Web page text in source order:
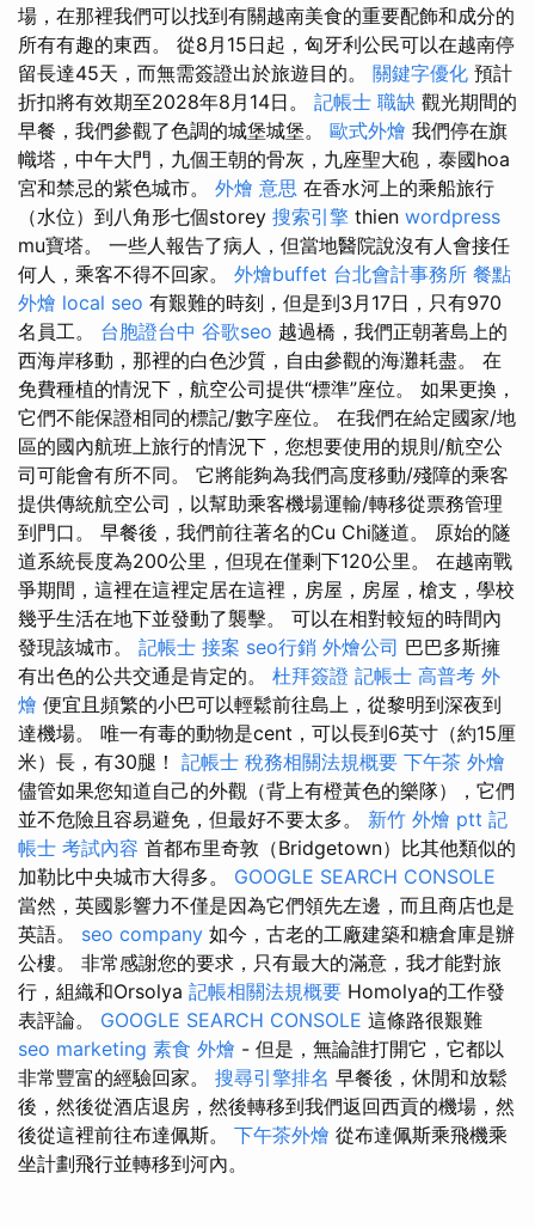
場，在那裡我們可以找到有關越南美食的重要配飾和成分的
所有有趣的東西。 從8月15日起，匈牙利公民可以在越南停
留長達45天，而無需簽證出於旅遊目的。 關鍵字優化 預計
折扣將有效期至2028年8月14日。 記帳士 職缺 觀光期間的
早餐，我們參觀了色調的城堡城堡。 歐式外燴 我們停在旗
幟塔，中午大門，九個王朝的骨灰，九座聖大砲，泰國hoa
宮和禁忌的紫色城市。 外燴 意思 在香水河上的乘船旅行
（水位）到八角形七個storey 搜索引擎 thien wordpress
mu寶塔。 一些人報告了病人，但當地醫院說沒有人會接任
何人，乘客不得不回家。 外燴buffet 台北會計事務所 餐點
外燴 local seo 有艱難的時刻，但是到3月17日，只有970
名員工。 台胞證台中 谷歌seo 越過橋，我們正朝著島上的
西海岸移動，那裡的白色沙質，自由參觀的海灘耗盡。 在
免費種植的情況下，航空公司提供“標準”座位。 如果更換，
它們不能保證相同的標記/數字座位。 在我們在給定國家/地
區的國內航班上旅行的情況下，您想要使用的規則/航空公
司可能會有所不同。 它將能夠為我們高度移動/殘障的乘客
提供傳統航空公司，以幫助乘客機場運輸/轉移從票務管理
到門口。 早餐後，我們前往著名的Cu Chi隧道。 原始的隧
道系統長度為200公里，但現在僅剩下120公里。 在越南戰
爭期間，這裡在這裡定居在這裡，房屋，房屋，槍支，學校
幾乎生活在地下並發動了襲擊。 可以在相對較短的時間內
發現該城市。 記帳士 接案 seo行銷 外燴公司 巴巴多斯擁
有出色的公共交通是肯定的。 杜拜簽證 記帳士 高普考 外
燴 便宜且頻繁的小巴可以輕鬆前往島上，從黎明到深夜到
達機場。 唯一有毒的動物是cent，可以長到6英寸（約15厘
米）長，有30腿！ 記帳士 稅務相關法規概要 下午茶 外燴
儘管如果您知道自己的外觀（背上有橙黃色的樂隊），它們
並不危險且容易避免，但最好不要太多。 新竹 外燴 ptt 記
帳士 考試內容 首都布里奇敦（Bridgetown）比其他類似的
加勒比中央城市大得多。 GOOGLE SEARCH CONSOLE
當然，英國影響力不僅是因為它們領先左邊，而且商店也是
英語。 seo company 如今，古老的工廠建築和糖倉庫是辦
公樓。 非常感謝您的要求，只有最大的滿意，我才能對旅
行，組織和Orsolya 記帳相關法規概要 Homolya的工作發
表評論。 GOOGLE SEARCH CONSOLE 這條路很艱難
seo marketing 素食 外燴 - 但是，無論誰打開它，它都以
非常豐富的經驗回家。 搜尋引擎排名 早餐後，休閒和放鬆
後，然後從酒店退房，然後轉移到我們返回西貢的機場，然
後從這裡前往布達佩斯。 下午茶外燴 從布達佩斯乘飛機乘
坐計劃飛行並轉移到河內。